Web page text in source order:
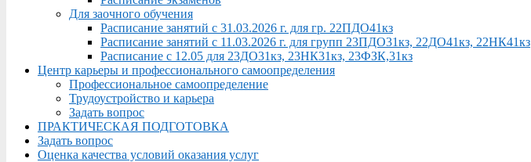
Для заочного обучения
Расписание занятий с 31.03.2026 г. для гр. 22ПДО41кз
Расписание занятий с 11.03.2026 г. для групп 23ПДО31кз, 22ДО41кз, 22НК41кз
Расписание с 12.05 для 23ДО31кз, 23НК31кз, 23ФЗК,31кз
Центр карьеры и профессионального самоопределения
Профессиональное самоопределение
Трудоустройство и карьера
Задать вопрос
ПРАКТИЧЕСКАЯ ПОДГОТОВКА
Задать вопрос
Оценка качества условий оказания услуг